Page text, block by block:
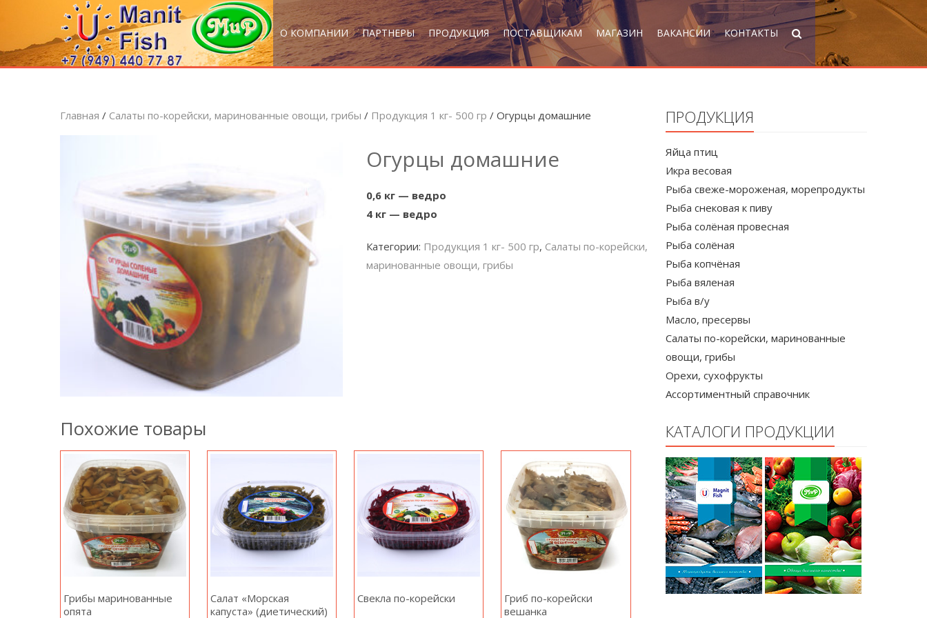
О КОМПАНИИ ПАРТНЕРЫ ПРОДУКЦИЯ ПОСТАВЩИКАМ МАГАЗИН ВАКАНСИИ КОНТАКТЫ
Главная / Салаты по-корейски, маринованные овощи, грибы / Продукция 1 кг- 500 гр / Огурцы домашние
Огурцы домашние
0,6 кг — ведро
4 кг — ведро
Категории: Продукция 1 кг- 500 гр, Салаты по-корейски,
маринованные овощи, грибы
Похожие товары
Грибы маринованные
опята
Салат «Морская
капуста» (диетический)
Свекла по-корейски
Гриб по-корейски
вешанка
ПРОДУКЦИЯ
Яйца птиц
Икра весовая
Рыба свеже-мороженая, морепродукты
Рыба снековая к пиву
Рыба солёная провесная
Рыба солёная
Рыба копчёная
Рыба вяленая
Рыба в/у
Масло, пресервы
Салаты по-корейски, маринованные
овощи, грибы
Орехи, сухофрукты
Ассортиментный справочник
КАТАЛОГИ ПРОДУКЦИИ